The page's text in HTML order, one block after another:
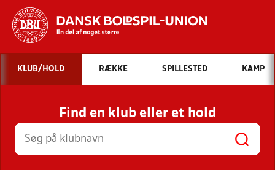
Hvad vil du søge efter?
INDHOLD OG NYHEDER
STILLINGER, RESULTATER, KLUBBER OG
HOLD
KLUB/HOLD RÆKKE SPILLESTED KAMP
Find en klub eller et hold